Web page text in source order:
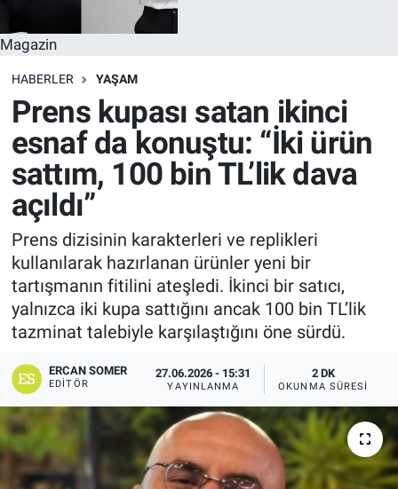
Magazin
HABERLER YAŞAM
Prens kupası satan ikinci
esnaf da konuştu: “İki ürün
sattım, 100 bin TL’lik dava
açıldı”
Prens dizisinin karakterleri ve replikleri
kullanılarak hazırlanan ürünler yeni bir
tartışmanın fitilini ateşledi. İkinci bir satıcı,
yalnızca iki kupa sattığını ancak 100 bin TL’lik
tazminat talebiyle karşılaştığını öne sürdü.
ERCAN SOMER
EDITÖR
27.06.2026 - 15:31
YAYINLANMA
2 DK
OKUNMA SÜRESI